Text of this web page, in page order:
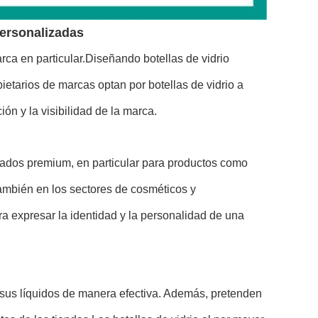
en particular.Diseñando botellas de vidrio
de marcas optan por botellas de vidrio a
y la visibilidad de la marca.
premium, en particular para productos como
en los sectores de cosméticos y
expresar la identidad y la personalidad de una
líquidos de manera efectiva. Además, pretenden